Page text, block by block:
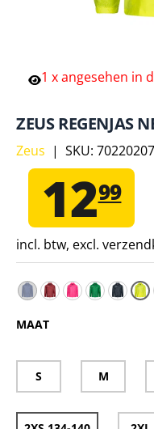
1 xangesehen in
ZEUS REGENJAS
Zeus | SKU: 70220207
1299
incl. btw, excl.
MAAT
S M